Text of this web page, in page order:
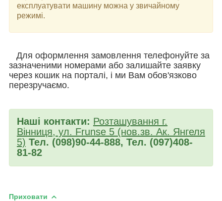
експлуатувати машину можна у звичайному
режимі.
Для оформлення замовлення телефонуйте за
зазначеними номерами або залишайте заявку
через кошик на порталі, і ми Вам обов'язково
перезручаємо.
Наші контакти: Розташування г.
Вінниця, ул. Frunse 5 (нов.зв. Ак. Янгеля
5) Тел. (098)90-44-888, Тел. (097)408-
81-82
Приховати